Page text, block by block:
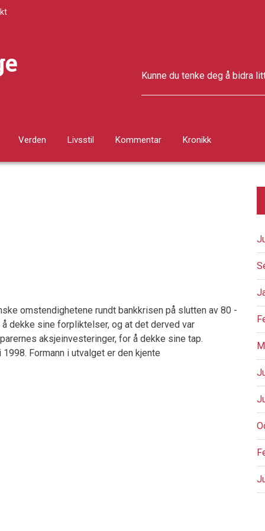
Kunne du tenke deg å bidra
Verden Livsstil Kommentar Kronikk
omstendighetene rundt bankkrisen på slutten av 80 -
dekke sine forpliktelser, og at det derved var
aksjeinvesteringer, for å dekke sine tap.
Formann i utvalget er den kjente